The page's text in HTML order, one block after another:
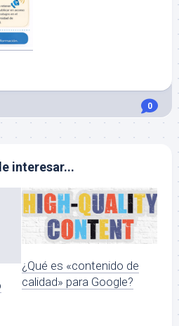
0
interesar...
¿Qué es «contenido de
calidad» para Google?